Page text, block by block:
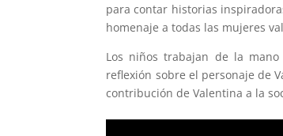
para contar historias
homenaje a todas las mujeres
Los niños trabajan de la
reflexión sobre el personaje de
contribución de Valentina a la